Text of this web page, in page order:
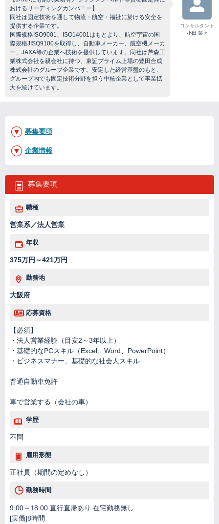
おけるリーディングカンパニー】
同社は固定技術を通して物流・航空・福祉に於ける安全を
提供する企業です。
国際規格ISO9001、ISO14001はもとより、航空宇宙の国
際規格JISQ9100を取得し、自動車メーカー、航空機メーカ
ー、JAXA等の企業へ技術を提供しています。同社は芦森工
業株式会社を親会社に持つ、東証プライム上場の豊田合成
株式会社のグループ企業です。安定した経営基盤のもと、
グループ内でも固定技術分野を担う中核企業として事業拡
大を続けています。
コンサルタント
小田 菜々
募集要項
職種
営業系／法人営業
年収
375万円～421万円
勤務地
大阪府
応募資格
【必須】
・法人営業経験（目安2～3年以上）
・基礎的なPCスキル（Excel、Word、PowerPoint）
・ビジネスマナー、基礎的な社会人スキル
普通自動車免許
車で営業する（会社の車）
学歴
不問
雇用形態
正社員（期間の定めなし）
勤務時間
9:00～18:00 直行直帰あり 在宅勤務無し
[実働]8時間
募集要項
企業情報